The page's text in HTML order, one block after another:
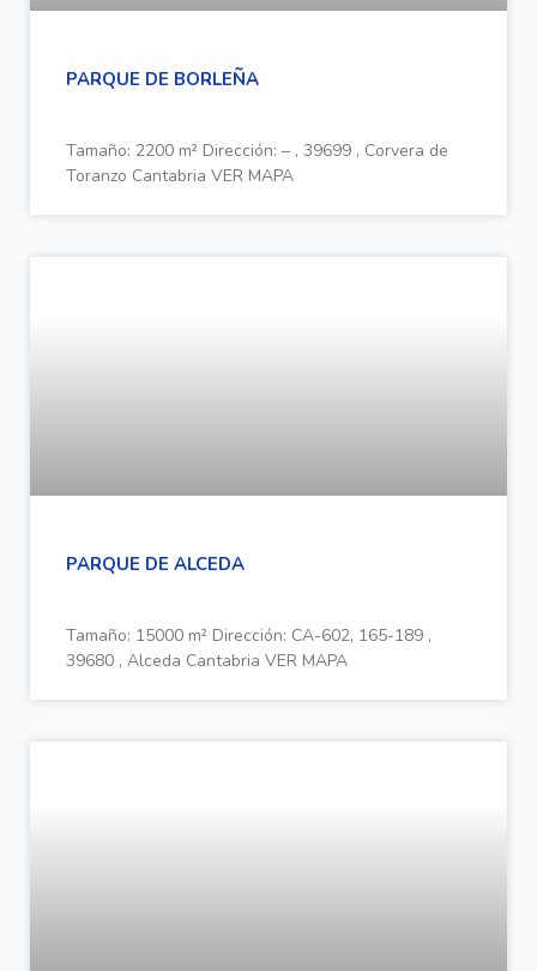
PARQUE DE BORLEÑA
Tamaño: 2200 m² Dirección: – , 39699 , Corvera de
Toranzo Cantabria VER MAPA
PARQUE DE ALCEDA
Tamaño: 15000 m² Dirección: CA-602, 165-189 ,
39680 , Alceda Cantabria VER MAPA